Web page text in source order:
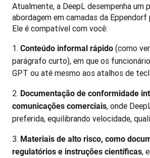
Atualmente, a DeepL desempenha um
abordagem em camadas da Eppendorf
Ele é compatível com você:
Conteúdo informal rápido (como
parágrafo curto), em que os
GPT ou até mesmo aos atalhos de
Documentação de conformidade
comunicações comerciais, onde
preferida, equilibrando velocidade,
Materiais de alto risco, como
regulatórios e instruções científicas,